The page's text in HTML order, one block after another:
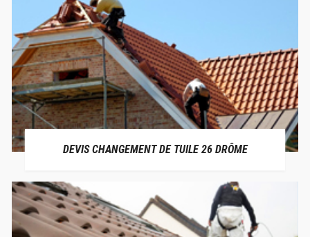
DEVIS CHANGEMENT DE TUILE 26 DRÔME